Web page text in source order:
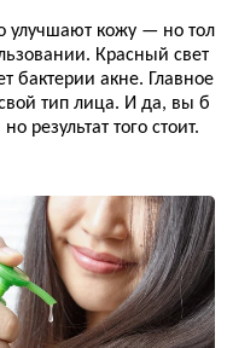
улучшают кожу — но тол
Красный свет
бактерии акне. Главное
тип лица. И да, вы б
результат того стоит.